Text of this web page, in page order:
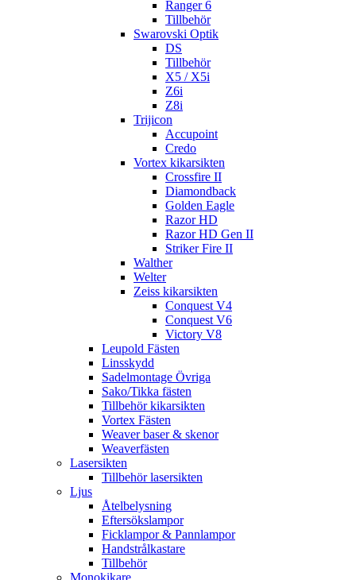
Ranger 6
Tillbehör
Swarovski Optik
DS
Tillbehör
X5 / X5i
Z6i
Z8i
Trijicon
Accupoint
Credo
Vortex kikarsikten
Crossfire II
Diamondback
Golden Eagle
Razor HD
Razor HD Gen II
Striker Fire II
Walther
Welter
Zeiss kikarsikten
Conquest V4
Conquest V6
Victory V8
Leupold Fästen
Linsskydd
Sadelmontage Övriga
Sako/Tikka fästen
Tillbehör kikarsikten
Vortex Fästen
Weaver baser & skenor
Weaverfästen
Lasersikten
Tillbehör lasersikten
Ljus
Åtelbelysning
Eftersökslampor
Ficklampor & Pannlampor
Handstrålkastare
Tillbehör